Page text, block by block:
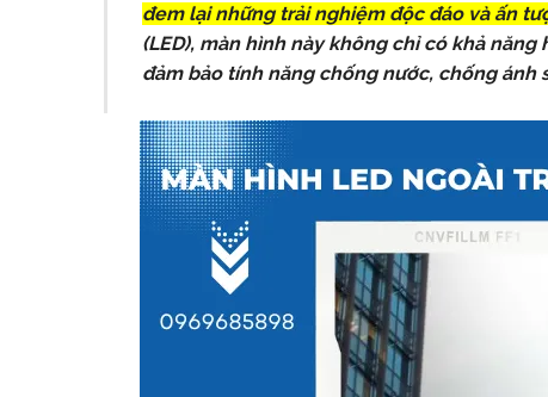
đem lại những trải nghiệm độc đáo và ấn
(LED), màn hình này không chỉ có khả
đảm bảo tính năng chống nước, chống ánh